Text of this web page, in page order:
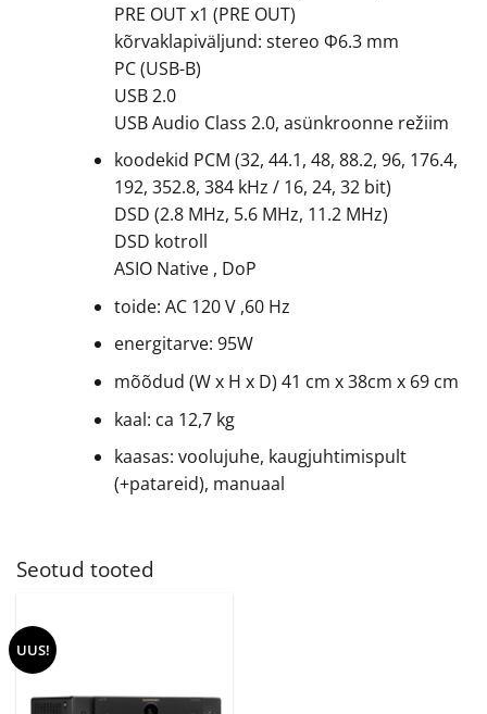
PRE OUT x1 (PRE OUT)
kõrvaklapiväljund: stereo Φ6.3 mm
PC (USB-B)
USB 2.0
USB Audio Class 2.0, asünkroonne režiim
koodekid PCM (32, 44.1, 48, 88.2, 96, 176.4,
192, 352.8, 384 kHz / 16, 24, 32 bit)
DSD (2.8 MHz, 5.6 MHz, 11.2 MHz)
DSD kotroll
ASIO Native , DoP
toide: AC 120 V ,60 Hz
energitarve: 95W
mõõdud (W x H x D) 41 cm x 38cm x 69 cm
kaal: ca 12,7 kg
kaasas: voolujuhe, kaugjuhtimispult
(+patareid), manuaal
Seotud tooted
UUS!